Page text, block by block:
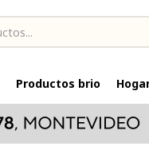
Productos brio